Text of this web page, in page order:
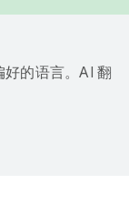
的语言。AI 翻